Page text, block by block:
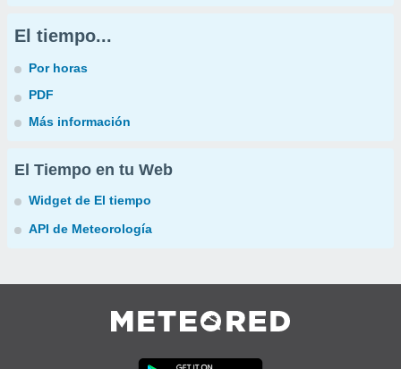
El tiempo...
Por horas
PDF
Más información
El Tiempo en tu Web
Widget de El tiempo
API de Meteorología